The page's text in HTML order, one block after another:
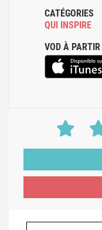
CATÉGORIES
QUI INSPIRE
VOD À